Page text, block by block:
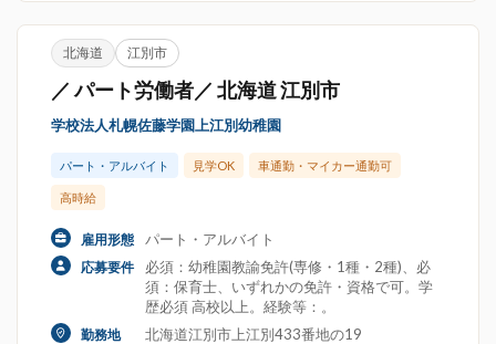
北海道 江別市
／ パート労働者／ 北海道 江別市
学校法人札幌佐藤学園上江別幼稚園
パート・アルバイト 見学OK 車通勤・マイカー通勤可
高時給
雇用形態 パート・アルバイト
応募要件
必須：幼稚園教諭免許(専修・1種・2種)、必
須：保育士、いずれかの免許・資格で可。学
歴必須 高校以上。経験等：。
勤務地 北海道江別市上江別433番地の19